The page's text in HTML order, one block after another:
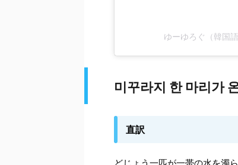
ゆーゆろぐ（韓国
미꾸라지 한 마리가
直訳
どじょう一匹が一帯の水を濁